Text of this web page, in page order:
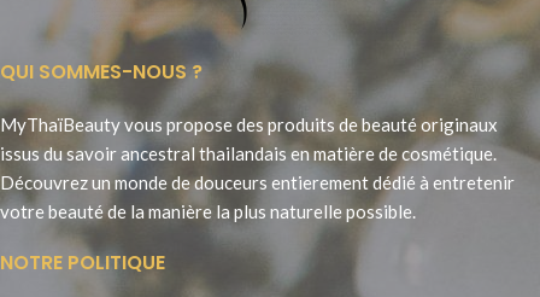
QUI SOMMES-NOUS ?
MyThaïBeauty vous propose des produits de beauté originaux
issus du savoir ancestral thailandais en matière de cosmétique.
Découvrez un monde de douceurs entierement dédié à entretenir
votre beauté de la manière la plus naturelle possible.
NOTRE POLITIQUE